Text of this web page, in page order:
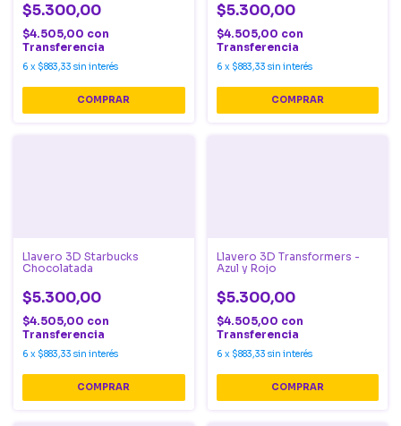
$5.300,00
$4.505,00 con
Transferencia
6 x $883,33 sin interés
$5.300,00
$4.505,00 con
Transferencia
6 x $883,33 sin interés
Llavero 3D Starbucks
Chocolatada
$5.300,00
$4.505,00 con
Transferencia
6 x $883,33 sin interés
Llavero 3D Transformers -
Azul y Rojo
$5.300,00
$4.505,00 con
Transferencia
6 x $883,33 sin interés